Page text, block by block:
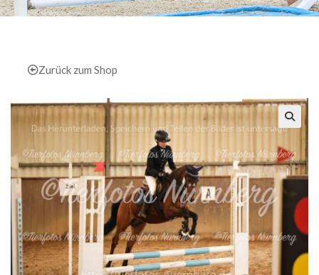
Zurück zum Shop